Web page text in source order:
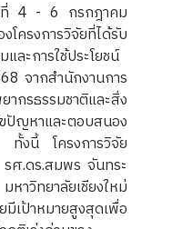
นที่ 4 - 6 กรกฎาคม
ครงการวิจัยที่ได้รับ
ละการใช้ประโยชน์
จากสำนักงานการ
กรธรรมชาติและสิ่ง
ปัญหาและตอบสนอง
ทั้งนี้ โครงการวิจัย
ศ.ดร.สมพร จันทระ
วิทยาลัยเชียงใหม่
เป้าหมายสูงสุดเพื่อ